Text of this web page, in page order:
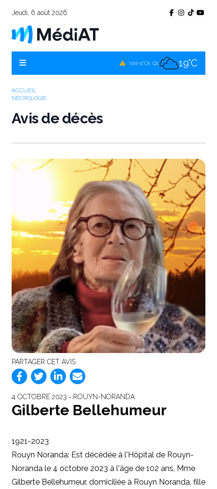
Jeudi, 6 août 2026
Val-d'Or, Qc 19°C
ACCUEIL
NÉCROLOGIE
Avis de décès
PARTAGER CET AVIS
4 OCTOBRE 2023 ‐ ROUYN-NORANDA
Gilberte Bellehumeur
1921-2023
Rouyn Noranda: Est décédée à l'Hôpital de Rouyn-
Noranda le 4 octobre 2023 à l'âge de 102 ans, Mme
Gilberte Bellehumeur, domiciliée à Rouyn Noranda, fille